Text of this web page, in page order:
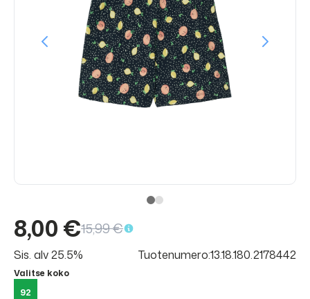
8,00 €15,99 €
Sis. alv 25.5% Tuotenumero:13.18.180.2178442
Valitse koko
92